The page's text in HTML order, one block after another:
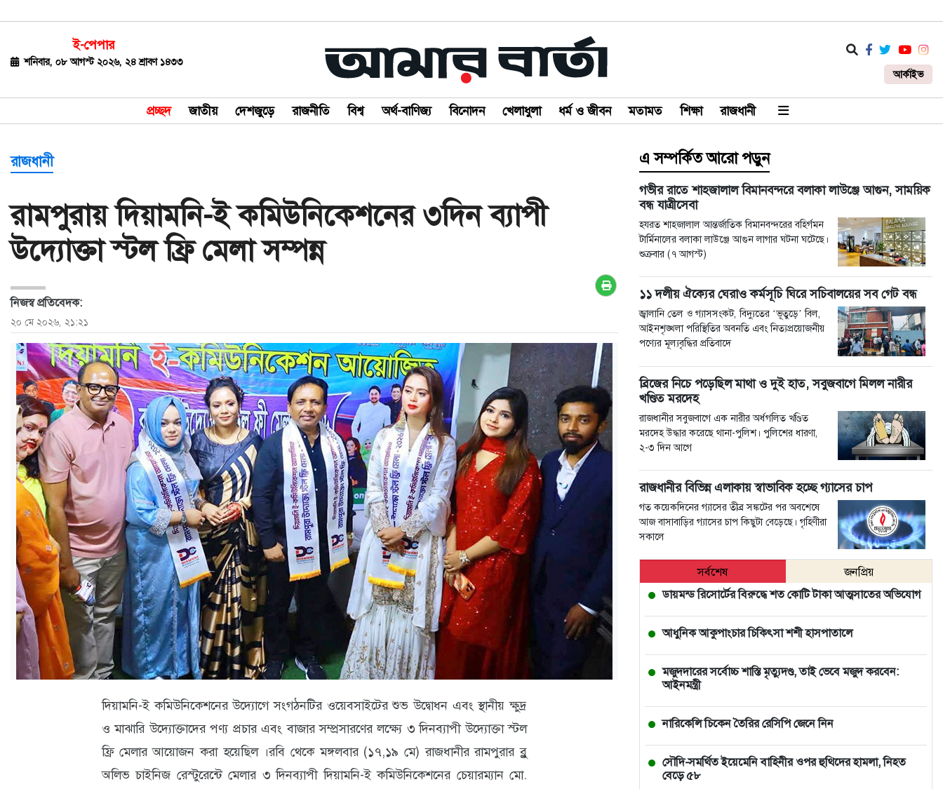
ই-পেপার
শনিবার, ০৮ আগস্ট ২০২৬, ২৪ শ্রাবণ ১৪৩৩
আর্কাইভ
প্রচ্ছদ জাতীয় দেশজুড়ে রাজনীতি বিশ্ব অর্থ-বাণিজ্য বিনোদন খেলাধুলা ধর্ম ও জীবন মতামত শিক্ষা রাজধানী
জাতীয়
রাজনীতি
বিশ্ব
বাণিজ্য
বিনোদন
ধর্ম
ও
জীবন
মতামত
শিক্ষা
রাজধানী
আইন-
আদালত
ক্যাম্পাস
আজকের
পত্রিকা
ক্যারিয়ার
তথ্যপ্রযুক্তি
রাজধানী
রামপুরায় দিয়ামনি-ই কমিউনিকেশনের ৩দিন ব্যাপী
উদ্যোক্তা স্টল ফ্রি মেলা সম্পন্ন
নিজস্ব প্রতিবেদক:
২০ মে ২০২৬, ২১:২১
দিয়ামনি-ই কমিউনিকেশনের উদ্যোগে সংগঠনটির ওয়েবসাইটের শুভ উদ্বোধন এবং স্থানীয় ক্ষুদ্র
ও মাঝারি উদ্যোক্তাদের পণ্য প্রচার এবং বাজার সম্প্রসারণের লক্ষ্যে ৩ দিনব্যাপী উদ্যোক্তা স্টল
ফ্রি মেলার আয়োজন করা হয়েছিল ।রবি থেকে মঙ্গলবার (১৭,১৯ মে) রাজধানীর রামপুরার ব্লু
অলিভ চাইনিজ রেস্টুরেন্টে মেলার ৩ দিনব্যাপী দিয়ামনি-ই কমিউনিকেশনের চেয়ারম্যান মো.
এ সম্পর্কিত আরো পড়ুন
গভীর রাতে শাহজালাল বিমানবন্দরে বলাকা লাউঞ্জে আগুন, সাময়িক
বন্ধ যাত্রীসেবা
হযরত শাহজালাল আন্তর্জাতিক বিমানবন্দরের বহির্গমন
টার্মিনালের বলাকা লাউঞ্জে আগুন লাগার ঘটনা ঘটেছে।
শুক্রবার (৭ আগস্ট)
১১ দলীয় ঐক্যের ঘেরাও কর্মসূচি ঘিরে সচিবালয়ের সব গেট বন্ধ
জ্বালানি তেল ও গ্যাসসংকট, বিদ্যুতের ‘ভূতুড়ে’ বিল,
আইনশৃঙ্খলা পরিস্থিতির অবনতি এবং নিত্যপ্রয়োজনীয়
পণ্যের মূল্যবৃদ্ধির প্রতিবাদে
ব্রিজের নিচে পড়েছিল মাথা ও দুই হাত, সবুজবাগে মিলল নারীর
খণ্ডিত মরদেহ
রাজধানীর সবুজবাগে এক নারীর অর্ধগলিত খণ্ডিত
মরদেহ উদ্ধার করেছে থানা-পুলিশ। পুলিশের ধারণা,
২-৩ দিন আগে
রাজধানীর বিভিন্ন এলাকায় স্বাভাবিক হচ্ছে গ্যাসের চাপ
গত কয়েকদিনের গ্যাসের তীব্র সঙ্কটের পর অবশেষে
আজ বাসাবাড়ির গ্যাসের চাপ কিছুটা বেড়েছে। গৃহিণীরা
সকালে
সর্বশেষ
জনপ্রিয়
ডায়মন্ড রিসোর্টের বিরুদ্ধে শত কোটি টাকা আত্মসাতের অভিযোগ
আধুনিক আকুপাংচার চিকিৎসা শশী হাসপাতালে
মজুদদারের সর্বোচ্চ শাস্তি মৃত্যুদণ্ড, তাই ভেবে মজুদ করবেন:
আইনমন্ত্রী
নারিকেলি চিকেন তৈরির রেসিপি জেনে নিন
সৌদি-সমর্থিত ইয়েমেনি বাহিনীর ওপর হুথিদের হামলা, নিহত
বেড়ে ৫৮